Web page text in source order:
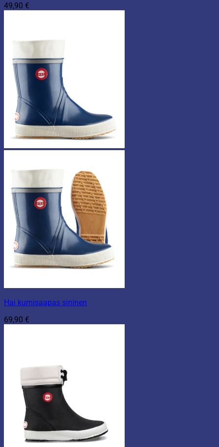
49,90 €
Hai kumisaapas sininen
69,90 €